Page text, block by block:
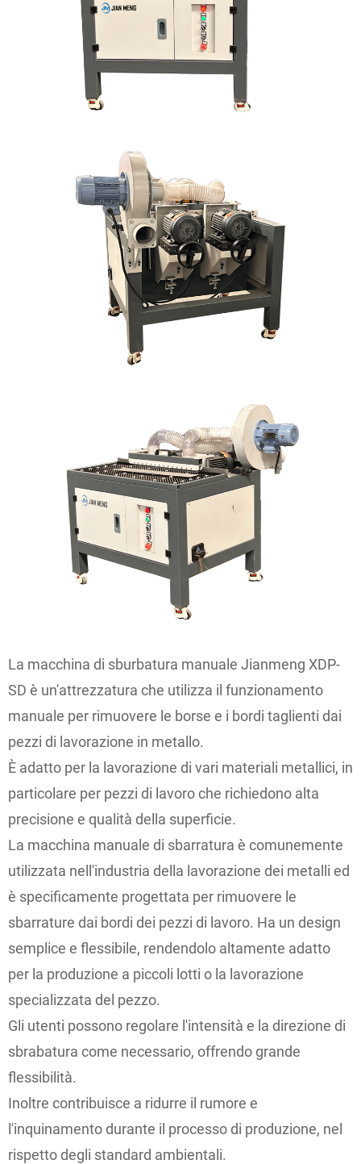
Collettore polvere umido serie XDP-WDC
XDP-SD Macchina manuale per sbarrare
XDP-1308D serie Deburring macchina
La macchina di sburbatura manuale Jianmeng XDP-
SD è un'attrezzatura che utilizza il funzionamento
manuale per rimuovere le borse e i bordi taglienti dai
pezzi di lavorazione in metallo.
È adatto per la lavorazione di vari materiali metallici, in
particolare per pezzi di lavoro che richiedono alta
precisione e qualità della superficie.
La macchina manuale di sbarratura è comunemente
utilizzata nell'industria della lavorazione dei metalli ed
è specificamente progettata per rimuovere le
sbarrature dai bordi dei pezzi di lavoro. Ha un design
semplice e flessibile, rendendolo altamente adatto
per la produzione a piccoli lotti o la lavorazione
specializzata del pezzo.
Gli utenti possono regolare l'intensità e la direzione di
sbrabatura come necessario, offrendo grande
flessibilità.
Inoltre contribuisce a ridurre il rumore e
l'inquinamento durante il processo di produzione, nel
rispetto degli standard ambientali.